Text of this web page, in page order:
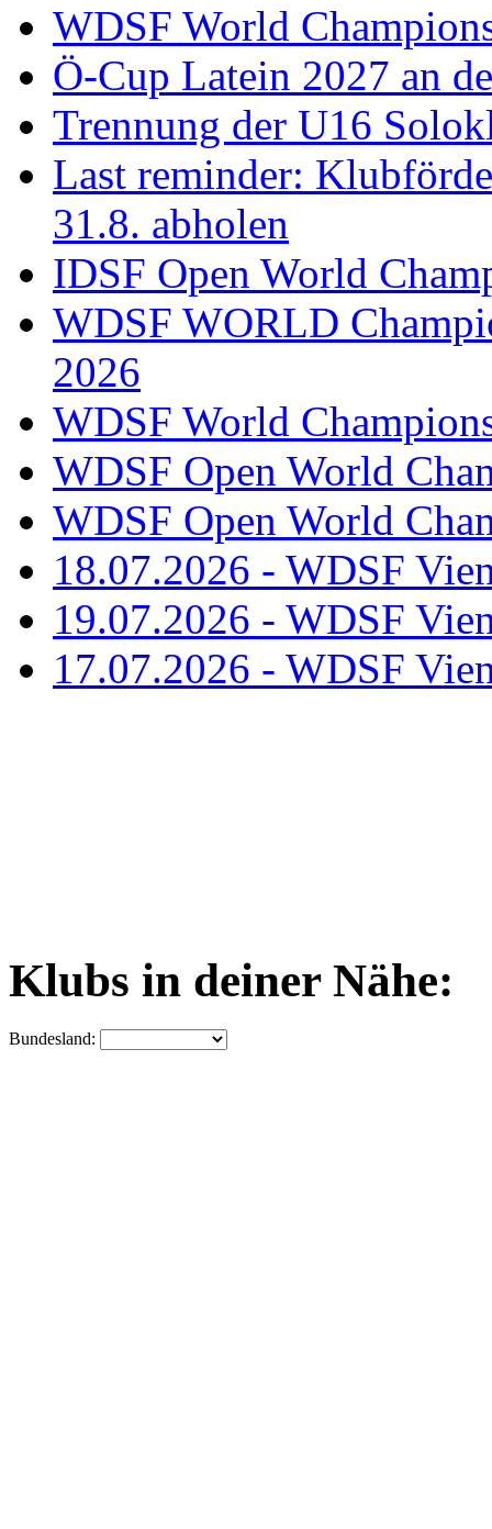
WDSF World
Ö-Cup Latein 2027 an
Trennung der U16
Last reminder:
31.8. abholen
IDSF Open World
WDSF WORLD
2026
WDSF World
WDSF Open World
WDSF Open World
18.07.2026 - WDSF
19.07.2026 - WDSF
17.07.2026 - WDSF
Klubs in deiner Nähe:
Bundesland: